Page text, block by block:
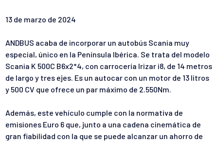
13 de marzo de 2024
ANDBUS acaba de incorporar un autobús Scania muy
especial, único en la Península Ibérica. Se trata del modelo
Scania K 500C B6x2*4, con carrocería Irizar i8, de 14 metros
de largo y tres ejes. Es un autocar con un motor de 13 litros
y 500 CV que ofrece un par máximo de 2.550Nm.
Además, este vehículo cumple con la normativa de
emisiones Euro 6 que, junto a una cadena cinemática de
gran fiabilidad con la que se puede alcanzar un ahorro de